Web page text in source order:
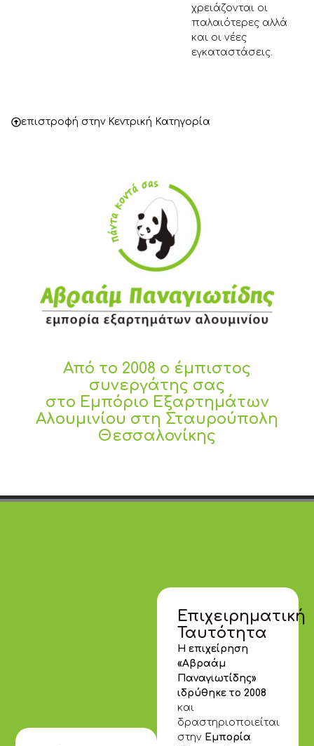
χρειάζονται οι
παλαιότερες αλλά
και οι νέες
εγκαταστάσεις.
επιστροφή στην Κεντρική Κατηγορία
Από το 2008 ο έμπιστος
συνεργάτης σας
στο Εμπόριο Εξαρτημάτων
Αλουμινίου στη Σταυρούπολη
Θεσσαλονίκης
Επιχειρηματική
Ταυτότητα
Η επιχείρηση
«Αβραάμ
Παναγιωτίδης»
ιδρύθηκε το 2008
και
δραστηριοποιείται
στην Εμπορία